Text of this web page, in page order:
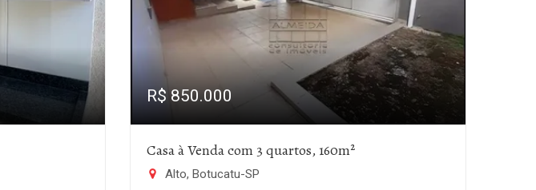
R$ 850.000
Casa à Venda com 3 quartos, 160m²
Alto, Botucatu-SP